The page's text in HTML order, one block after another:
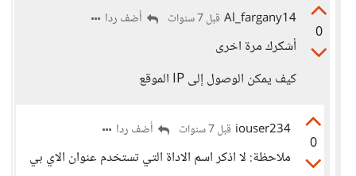
0
Al_fargany14 قبل 7 سنوات أضف ردا
أشكرك مرة اخرى
كيف يمكن الوصول إلى IP الموقع
0
iouser234 قبل 7 سنوات أضف ردا
ملاحظة: لا اذكر اسم الاداة التي تستخدم عنوان الاي بي